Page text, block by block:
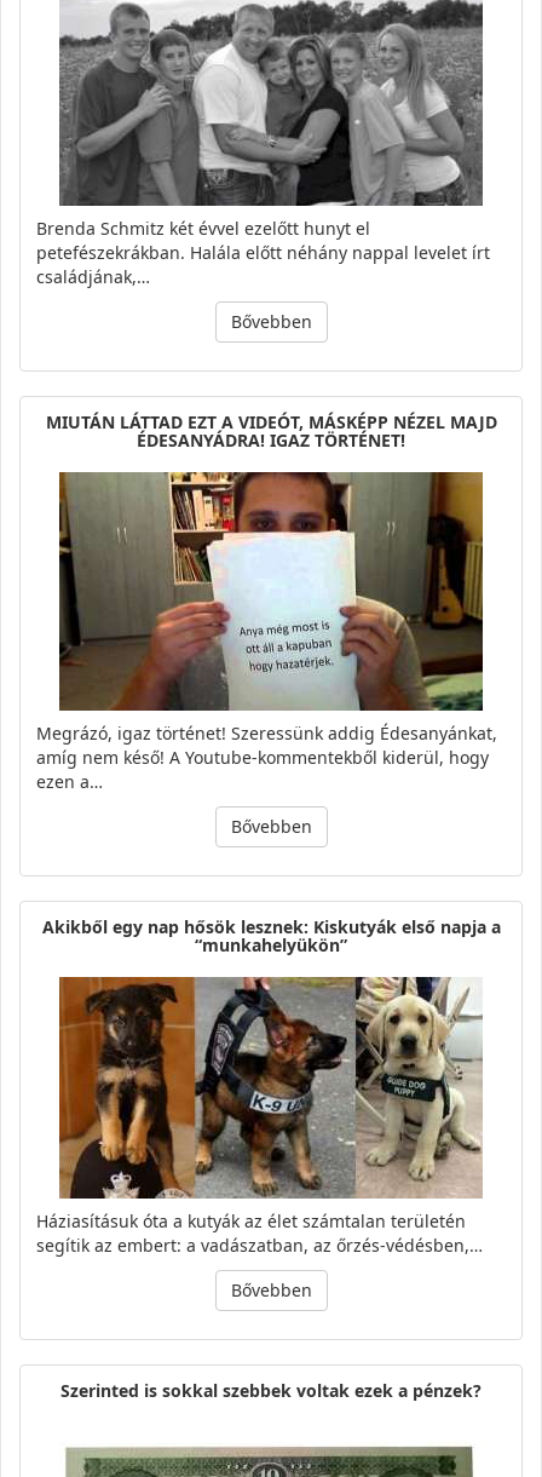
Brenda Schmitz két évvel ezelőtt hunyt el
petefészekrákban. Halála előtt néhány nappal levelet írt
családjának,…
Bővebben
MIUTÁN LÁTTAD EZT A VIDEÓT, MÁSKÉPP NÉZEL MAJD
ÉDESANYÁDRA! IGAZ TÖRTÉNET!
Megrázó, igaz történet! Szeressünk addig Édesanyánkat,
amíg nem késő! A Youtube-kommentekből kiderül, hogy
ezen a…
Bővebben
Akikből egy nap hősök lesznek: Kiskutyák első napja a
“munkahelyükön”
Háziasításuk óta a kutyák az élet számtalan területén
segítik az embert: a vadászatban, az őrzés-védésben,…
Bővebben
Szerinted is sokkal szebbek voltak ezek a pénzek?